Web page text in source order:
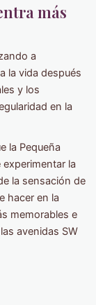
más
a
la vida después
y los
en la
la Pequeña
experimentar la
la sensación de
hacer en la
memorables e
avenidas SW